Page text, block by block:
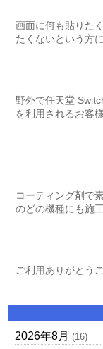
画面に何も貼りた
たくないという方
野外で任天堂
を利用されるお客
コーティング剤で
のどの機種にも施
ご利用ありがとう
2026年8月 (16)